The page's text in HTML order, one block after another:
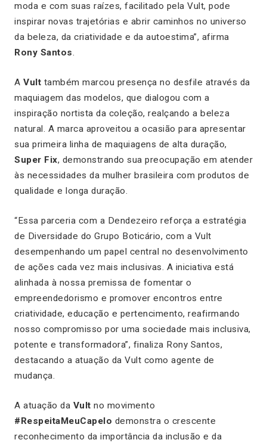
moda e com suas raízes, facilitado pela Vult, pode
inspirar novas trajetórias e abrir caminhos no universo
da beleza, da criatividade e da autoestima”, afirma
Rony Santos.
A Vult também marcou presença no desfile através da
maquiagem das modelos, que dialogou com a
inspiração nortista da coleção, realçando a beleza
natural. A marca aproveitou a ocasião para apresentar
sua primeira linha de maquiagens de alta duração,
Super Fix, demonstrando sua preocupação em atender
às necessidades da mulher brasileira com produtos de
qualidade e longa duração.
“Essa parceria com a Dendezeiro reforça a estratégia
de Diversidade do Grupo Boticário, com a Vult
desempenhando um papel central no desenvolvimento
de ações cada vez mais inclusivas. A iniciativa está
alinhada à nossa premissa de fomentar o
empreendedorismo e promover encontros entre
criatividade, educação e pertencimento, reafirmando
nosso compromisso por uma sociedade mais inclusiva,
potente e transformadora”, finaliza Rony Santos,
destacando a atuação da Vult como agente de
mudança.
A atuação da Vult no movimento
#RespeitaMeuCapelo demonstra o crescente
reconhecimento da importância da inclusão e da